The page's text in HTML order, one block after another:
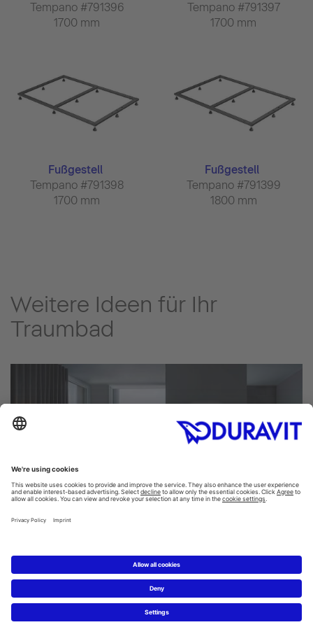
Tempano #791396
1700 mm
Tempano #791397
1700 mm
Fußgestell
Tempano #791398
1700 mm
Fußgestell
Tempano #791399
1800 mm
Weitere Ideen für Ihr
Traumbad
Duravit Viu: Außergewöhnliche
Badkeramik